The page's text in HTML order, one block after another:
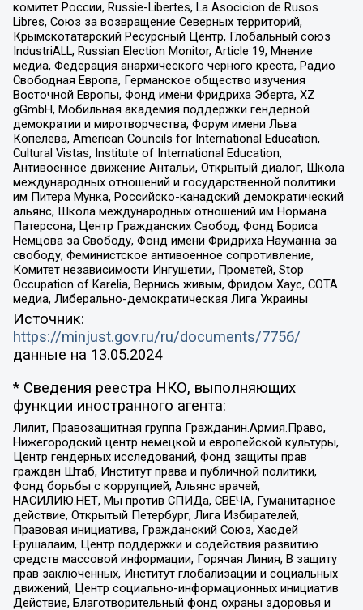
комитет России, Russie-Libertes, La Asocicion de Rusos
Libres, Союз за возвращение Северных территорий,
Крымскотатарский Ресурсный Центр, Глобальный союз
IndustriALL, Russian Election Monitor, Article 19, Мнение
медиа, Федерация анархического черного креста, Радио
Свободная Европа, Германское общество изучения
Восточной Европы, Фонд имени Фридриха Эберта, XZ
gGmbH, Мобильная академия поддержки гендерной
демократии и миротворчества, Форум имени Льва
Копелева, American Councils for International Education,
Cultural Vistas, Institute of International Education,
Антивоенное движение Антальи, Открытый диалог, Школа
международных отношений и государственной политики
им Питера Мунка, Российско-канадский демократический
альянс, Школа международных отношений им Нормана
Патерсона, Центр Гражданских Свобод, Фонд Бориса
Немцова за Свободу, Фонд имени Фридриха Науманна за
свободу, Феминистское антивоенное сопротивление,
Комитет независимости Ингушетии, Прометей, Stop
Occupation of Karelia, Вернись живым, Фридом Хаус, СОТА
медиа, Либерально-демократическая Лига Украины
Источник:
https://minjust.gov.ru/ru/documents/7756/
данные на 13.05.2024
* Сведения реестра НКО, выполняющих
функции иностранного агента:
Лилит, Правозащитная группа Гражданин.Армия.Право,
Нижегородский центр немецкой и европейской культуры,
Центр гендерных исследований, Фонд защиты прав
граждан Штаб, Институт права и публичной политики,
Фонд борьбы с коррупцией, Альянс врачей,
НАСИЛИЮ.НЕТ, Мы против СПИДа, СВЕЧА, Гуманитарное
действие, Открытый Петербург, Лига Избирателей,
Правовая инициатива, Гражданский Союз, Хасдей
Ерушалаим, Центр поддержки и содействия развитию
средств массовой информации, Горячая Линия, В защиту
прав заключенных, Институт глобализации и социальных
движений, Центр социально-информационных инициатив
Действие, Благотворительный фонд охраны здоровья и